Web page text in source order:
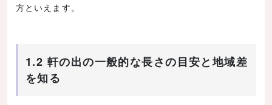
方といえます。
1.2 軒の出の一般的な長さの目安と地域差
を知る